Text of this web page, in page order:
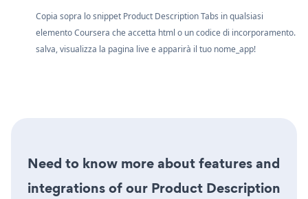
Copia sopra lo snippet Product Description Tabs in qualsiasi
elemento Coursera che accetta html o un codice di incorporamento.
salva, visualizza la pagina live e apparirà il tuo nome_app!
Need to know more about features and
integrations of our Product Description